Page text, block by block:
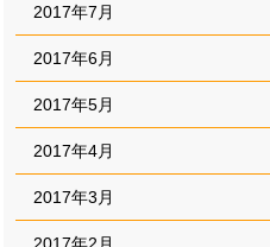
2017年7月
2017年6月
2017年5月
2017年4月
2017年3月
2017年2月